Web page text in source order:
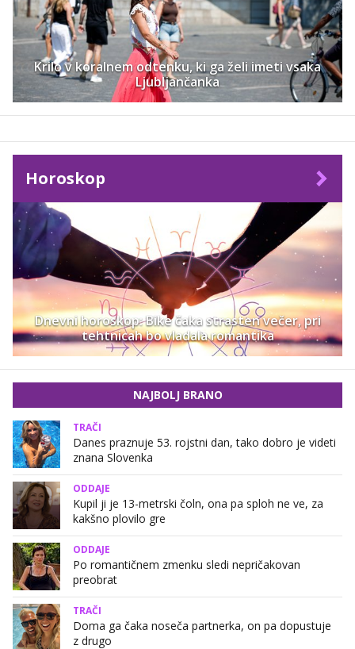
Krilo v koralnem odtenku, ki ga želi imeti vsaka
Ljubljančanka
Horoskop
Dnevni horoskop: Bike čaka strasten večer, pri
tehtnicah bo vladala romantika
NAJBOLJ BRANO
TRAČI
Danes praznuje 53. rojstni dan, tako dobro je videti
znana Slovenka
ODDAJE
Kupil ji je 13-metrski čoln, ona pa sploh ne ve, za
kakšno plovilo gre
ODDAJE
Po romantičnem zmenku sledi nepričakovan
preobrat
TRAČI
Doma ga čaka noseča partnerka, on pa dopustuje
z drugo